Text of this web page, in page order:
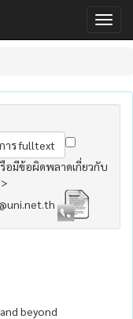
อมีข้อผิดพลาดเกี่ยวกับ
beyond